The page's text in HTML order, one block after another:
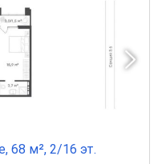
68 м², 2/16 эт.